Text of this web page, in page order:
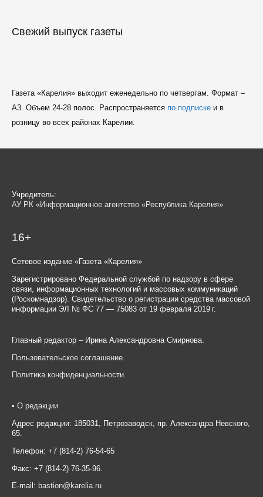
Свежий выпуск газеты
Газета «Карелия» выходит еженедельно по четвергам. Формат –
A3. Объем 24-28 полос. Распространяется по подпискеи в
розницу во всех районах Карелии.
Учредитель:
АУ РК «Информационное агентство «Республика Карелия»
16+
Сетевое издание «Газета «Карелия»
Зарегистрировано Федеральной службой по надзору в сфере
связи, информационных технологий и массовых коммуникаций
(Роскомнадзор). Свидетельство о регистрации средства массовой
информации ЭЛ № ФС 77 — 75083 от 19 февраля 2019 г.
Главный редактор – Ирина Александровна Смирнова.
Пользовательское соглашение
Политика конфиденциальности.
• О редакции
Адрес редакции: 185031, Петрозаводск, пр. Александра Невского,
65.
Телефон: +7 (814-2) 76-54-65
Факс: +7 (814-2) 76-35-96.
E-mail: bastion@karelia.ru